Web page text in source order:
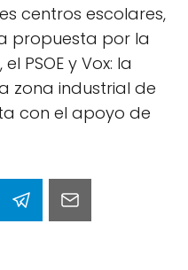
centros escolares,
propuesta por la
PSOE y Vox: la
zona industrial de
con el apoyo de